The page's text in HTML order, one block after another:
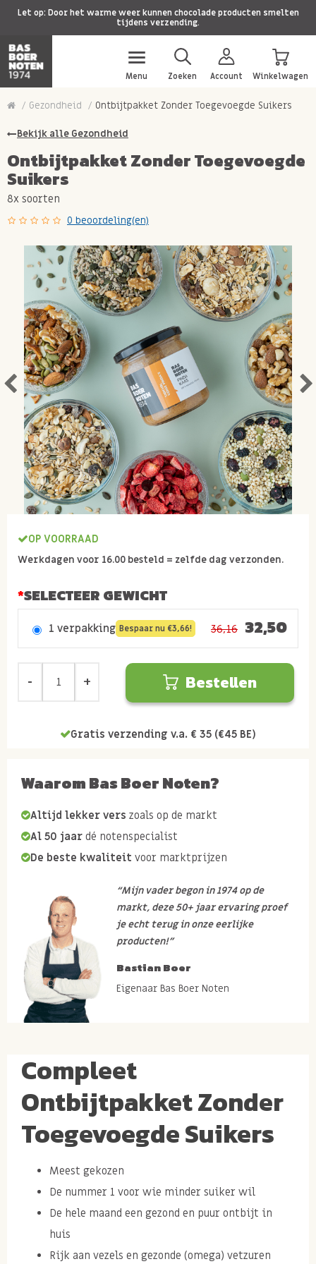
Let op: Door het warme weer kunnen chocolade producten smelten
tijdens verzending.
Menu Zoeken Account Winkelwagen
Gezondheid Ontbijtpakket Zonder Toegevoegde Suikers
Bekijk alle Gezondheid
Ontbijtpakket Zonder Toegevoegde
Suikers
8x soorten
0 beoordeling(en)
OP VOORRAAD
Werkdagen voor 16.00 besteld = zelfde dag verzonden.
SELECTEER GEWICHT
1 verpakking Bespaar nu €3,66! 36,16 32,50
Bestellen
Gratis verzending v.a. € 35 (€45 BE)
Waarom Bas Boer Noten?
Altijd lekker vers zoals op de markt
Al 50 jaar dé notenspecialist
De beste kwaliteit voor marktprijzen
“Mijn vader begon in 1974 op de
markt, deze 50+ jaar ervaring proef
je echt terug in onze eerlijke
producten!”
Bastian Boer
Eigenaar Bas Boer Noten
Compleet
Ontbijtpakket Zonder
Toegevoegde Suikers
Meest gekozen
De nummer 1 voor wie minder suiker wil
De hele maand een gezond en puur ontbijt in
huis
Rijk aan vezels en gezonde (omega) vetzuren